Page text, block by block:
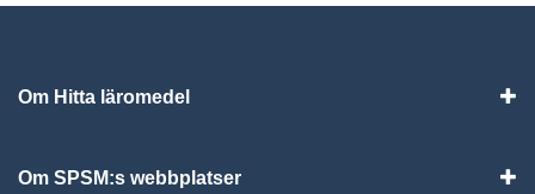
Om Hitta läromedel
Om SPSM:s webbplatser